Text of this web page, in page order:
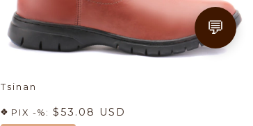
Tsinan
PIX -%:$53.08 USD
💬